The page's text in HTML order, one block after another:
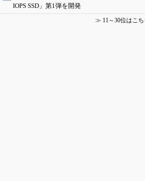
IOPS SSD」第1弾を開発
≫ 11～30位はこち